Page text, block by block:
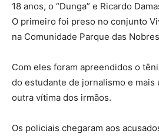
18 anos, o “Dunga” e Ricardo
O primeiro foi preso no conjunto
na Comunidade Parque das
Com eles foram apreendidos o
do estudante de jornalismo e mais
outra vítima dos irmãos.
Os policiais chegaram aos